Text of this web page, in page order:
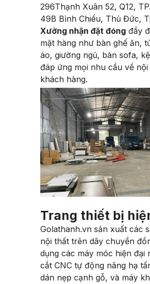
296Thạnh Xuân 52, Q12,
49B Bình Chiểu, Thủ Đức,
Xưởng nhận đặt đóng đầy
mặt hàng như bàn ghế ăn,
áo, giường ngủ, bàn sofa,
đáp ứng mọi nhu cầu về
khách hàng.
Trang thiết bị
Golathanh.vn sản xuất các
nội thất trên dây chuyền
dụng các máy móc hiện đại
cắt CNC tự động nâng hạ
dán nẹp cạnh gỗ, và máy